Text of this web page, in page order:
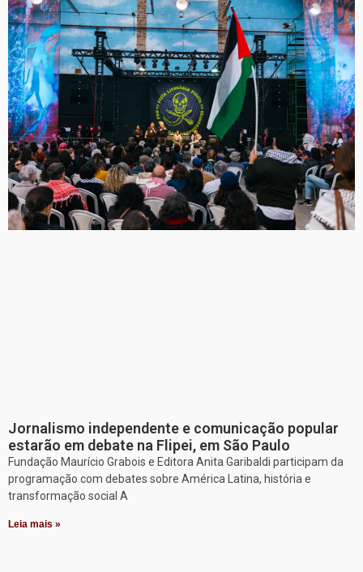
Jornalismo independente e comunicação popular
estarão em debate na Flipei, em São Paulo
Fundação Maurício Grabois e Editora Anita Garibaldi participam da
programação com debates sobre América Latina, história e
transformação social A
Leia mais »